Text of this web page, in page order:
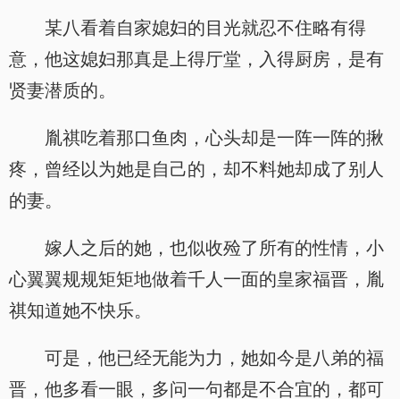
某八看着自家媳妇的目光就忍不住略有得
意，他这媳妇那真是上得厅堂，入得厨房，是有
贤妻潜质的。
胤祺吃着那口鱼肉，心头却是一阵一阵的揪
疼，曾经以为她是自己的，却不料她却成了别人
的妻。
嫁人之后的她，也似收殓了所有的性情，小
心翼翼规规矩矩地做着千人一面的皇家福晋，胤
祺知道她不快乐。
可是，他已经无能为力，她如今是八弟的福
晋，他多看一眼，多问一句都是不合宜的，都可